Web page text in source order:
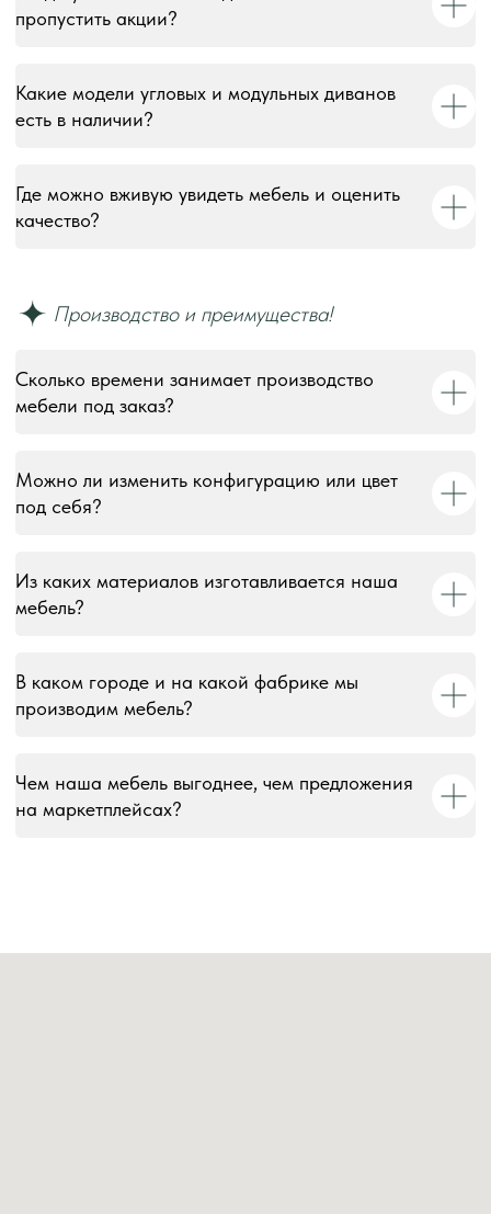
пропустить акции?
Какие модели угловых и модульных диванов
есть в наличии?
Где можно вживую увидеть мебель и оценить
качество?
Сколько времени занимает производство
мебели под заказ?
Можно ли изменить конфигурацию или цвет
под себя?
Из каких материалов изготавливается наша
мебель?
В каком городе и на какой фабрике мы
производим мебель?
Чем наша мебель выгоднее, чем предложения
на маркетплейсах?
Информация на сайте носит информационный характер и
не является публичной офертой, за исключением случаев,
материалы на сайте являются объектами авторского
права и охраняются в соответствии со ст. 1259 и 1301 ГК